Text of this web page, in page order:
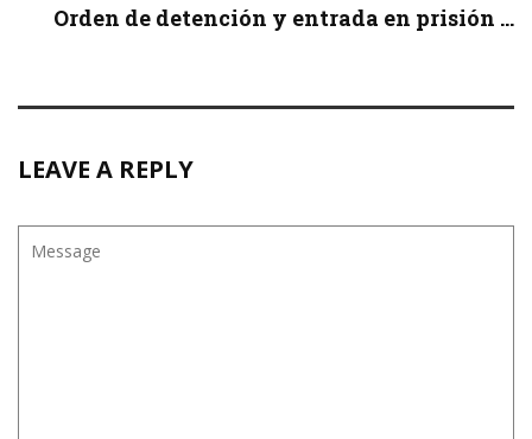
Orden de detención y entrada en prisión ...
LEAVE A REPLY